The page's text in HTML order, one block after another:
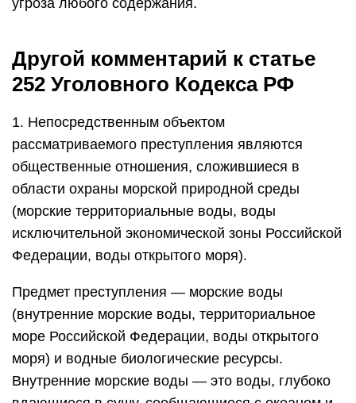
угроза любого содержания.
Другой комментарий к статье
252 Уголовного Кодекса РФ
1. Непосредственным объектом
рассматриваемого преступления являются
общественные отношения, сложившиеся в
области охраны морской природной среды
(морские территориальные воды, воды
исключительной экономической зоны Российской
Федерации, воды открытого моря).
Предмет преступления — морские воды
(внутренние морские воды, территориальное
море Российской Федерации, воды открытого
моря) и водные биологические ресурсы.
Внутренние морские воды — это воды, глубоко